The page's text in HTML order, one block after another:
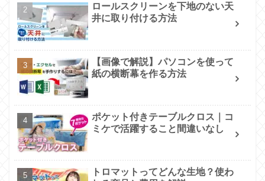
ロールスクリーンを下地のない天
井に取り付ける方法
【画像で解説】パソコンを使って
紙の横断幕を作る方法
ポケット付きテーブルクロス｜コ
ミケで活躍すること間違いなし
トロマットってどんな生地？使わ